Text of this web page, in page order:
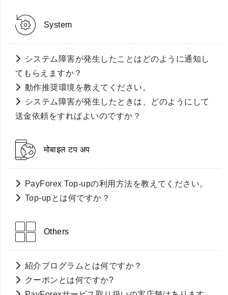
System
システム障害が発生したことはどのように通知し
てもらえますか？
動作推奨環境を教えてください。
システム障害が発生したときは、どのようにして
送金依頼をすればよいのですか？
मोबाइल टप अप
PayForex Top-upの利用方法を教えてください。
Top-upとは何ですか？
Others
紹介プログラムとは何ですか？
クーポンとは何ですか?